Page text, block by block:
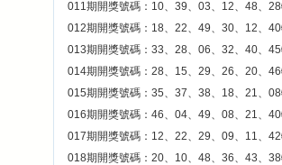
011期開獎號碼：10、39、03、12、48、
012期開獎號碼：18、22、49、30、12、
013期開獎號碼：33、28、06、32、40、
014期開獎號碼：28、15、29、26、20、
015期開獎號碼：35、37、38、18、21、
016期開獎號碼：46、04、49、08、21、
017期開獎號碼：12、22、29、09、11、
018期開獎號碼：20、10、48、36、43、